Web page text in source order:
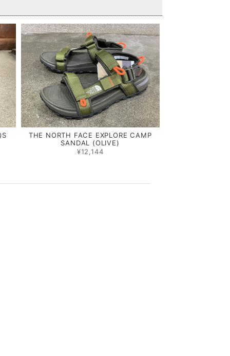
THE NORTH FACE EXPLORE CAMP
SANDAL (OLIVE)
¥12,144